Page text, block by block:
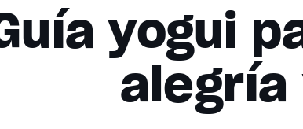
yogui
alegría